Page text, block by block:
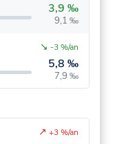
3,9 ‰
9,1 ‰
5,8 ‰
7,9 ‰
↘ -3 %/an
↗ +3 %/an